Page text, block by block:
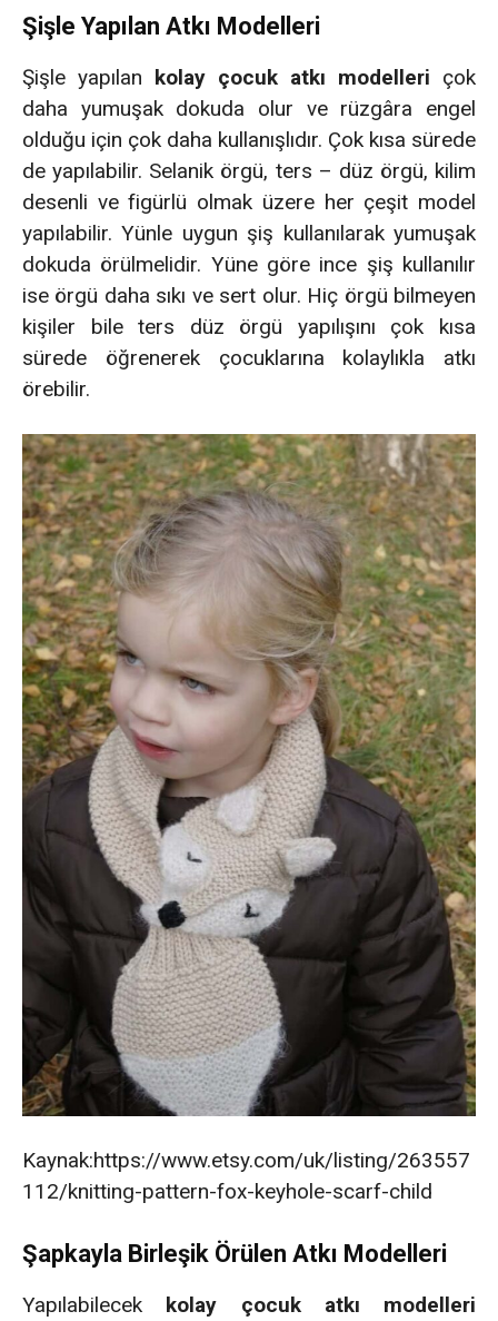
Şişle Yapılan Atkı Modelleri
Şişle yapılan kolay çocuk atkı modelleri çok
daha yumuşak dokuda olur ve rüzgâra engel
olduğu için çok daha kullanışlıdır. Çok kısa sürede
de yapılabilir. Selanik örgü, ters – düz örgü, kilim
desenli ve figürlü olmak üzere her çeşit model
yapılabilir. Yünle uygun şiş kullanılarak yumuşak
dokuda örülmelidir. Yüne göre ince şiş kullanılır
ise örgü daha sıkı ve sert olur. Hiç örgü bilmeyen
kişiler bile ters düz örgü yapılışını çok kısa
sürede öğrenerek çocuklarına kolaylıkla atkı
örebilir.
Kaynak:https://www.etsy.com/uk/listing/263557
112/knitting-pattern-fox-keyhole-scarf-child
Şapkayla Birleşik Örülen Atkı Modelleri
Yapılabilecek kolay çocuk atkı modelleri